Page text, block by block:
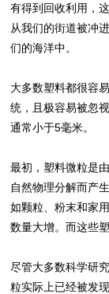
有得到回收利用，
从我们的街道被冲
们的海洋中。
大多数塑料都很容
统，且极容易被忽
通常小于5毫米。
最初，塑料微粒是
自然物理分解而产
如颗粒、粉末和家
数量大增。而这些
尽管大多数科学研
粒实际上已经被发